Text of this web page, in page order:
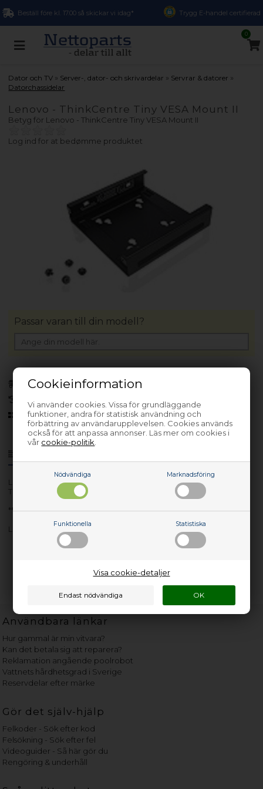
Cookieinformation
Vi använder cookies. Vissa för grundläggande
funktioner, andra för statistisk användning och
förbättring av användarupplevelsen. Cookies används
också för att anpassa annonser. Läs mer om cookies i
vår cookie-politik
Nödvändiga Marknadsföring
Funktionella Statistiska
Visa cookie-detaljer
Beställ före kl. 17.00 så skickar vi idag* Trygg E-handel certifierad
0
Dator och TV » Server-, dator- och skrivardelar » Servrar & datorer »
Datorchassidelar
Lenovo - ThinkCentre Tiny VESA Mount II
Betyg för Lenovo - ThinkCentre Tiny VESA Mount II
Log ind for at bedømme produktet
Lev. nr.: 01EF310
ThinkCentre Tiny VESA Mount II
**New Retail**
Lenovo ThinkCentre Tiny VESA Mount II **New Retail**
Finns i lager(Lev. 1-3 arbetsdagar)
30 dagars returrätt
Sedan 2006
Passar varan till din modell?
Användbara länkar
Hur gammal är min vitvara?
Kan det betala sig att reparera?
Reklamation angående poolrobot
Vattnets hårdhetsgrad i Sverige
Reservdelar efter märke
Gör det själv-hjälp
Felkoder - Sök efter kod
Felsökning - Sök efter fel
Videoguider - Så här gör du
Rengöring & underhåll